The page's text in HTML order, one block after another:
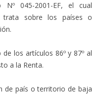
Nº 045-2001-EF, el cual
trata sobre los países o
los artículos 86º y 87º al
a la Renta.
de país o territorio de baja